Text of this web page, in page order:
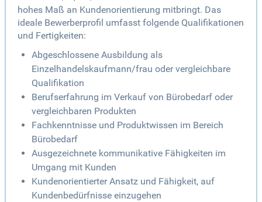
hohes Maß an Kundenorientierung mitbringt. Das
ideale Bewerberprofil umfasst folgende Qualifikationen
und Fertigkeiten:
Abgeschlossene Ausbildung als
Einzelhandelskaufmann/frau oder vergleichbare
Qualifikation
Berufserfahrung im Verkauf von Bürobedarf oder
vergleichbaren Produkten
Fachkenntnisse und Produktwissen im Bereich
Bürobedarf
Ausgezeichnete kommunikative Fähigkeiten im
Umgang mit Kunden
Kundenorientierter Ansatz und Fähigkeit, auf
Kundenbedürfnisse einzugehen